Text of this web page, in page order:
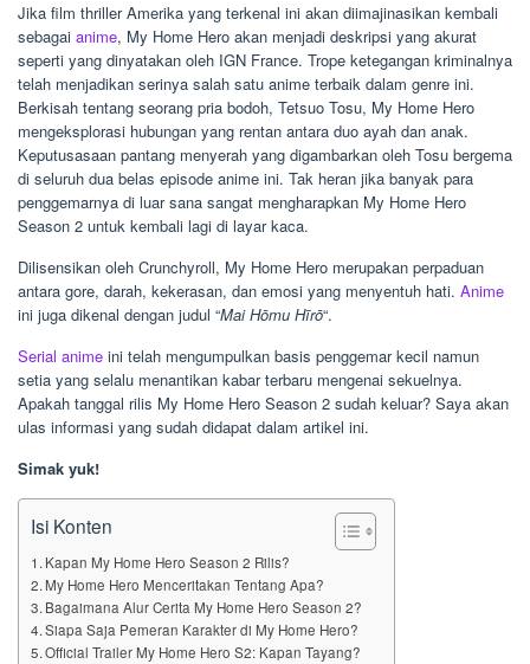
Jika film thriller Amerika yang terkenal ini akan diimajinasikan kembali
sebagai anime, My Home Hero akan menjadi deskripsi yang akurat
seperti yang dinyatakan oleh IGN France. Trope ketegangan kriminalnya
telah menjadikan serinya salah satu anime terbaik dalam genre ini.
Berkisah tentang seorang pria bodoh, Tetsuo Tosu, My Home Hero
mengeksplorasi hubungan yang rentan antara duo ayah dan anak.
Keputusasaan pantang menyerah yang digambarkan oleh Tosu bergema
di seluruh dua belas episode anime ini. Tak heran jika banyak para
penggemarnya di luar sana sangat mengharapkan My Home Hero
Season 2 untuk kembali lagi di layar kaca.
Dilisensikan oleh Crunchyroll, My Home Hero merupakan perpaduan
antara gore, darah, kekerasan, dan emosi yang menyentuh hati. Anime
ini juga dikenal dengan judul “Mai Hōmu Hīrō“.
Serial anime ini telah mengumpulkan basis penggemar kecil namun
setia yang selalu menantikan kabar terbaru mengenai sekuelnya.
Apakah tanggal rilis My Home Hero Season 2 sudah keluar? Saya akan
ulas informasi yang sudah didapat dalam artikel ini.
Simak yuk!
Isi Konten
Kapan My Home Hero Season 2 Rilis?
My Home Hero Menceritakan Tentang Apa?
Bagaimana Alur Cerita My Home Hero Season 2?
Siapa Saja Pemeran Karakter di My Home Hero?
Official Trailer My Home Hero S2: Kapan Tayang?